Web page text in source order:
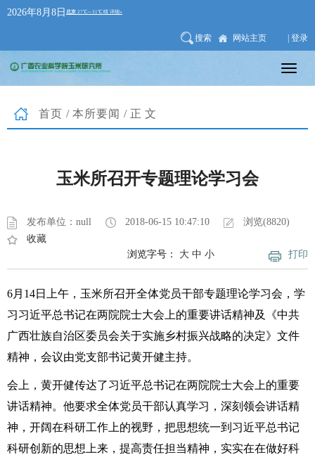
2026年8月8日
搜索 网站主页 | 登录
首页 / 本所要闻 /正文
玉米所召开专题理论学习会
发布单位：null 2018-06-15 10:47:10
浏览(8820)
收藏
打印
浏览字号： 大 中 小
6月14日上午，玉米所召开全体党员干部专题理论学习会，学
习习近平总书记在两院院士大会上的重要讲话精神及《中共
广西壮族自治区委员会关于实施乡村振兴战略的决定》文件
精神，会议由党支部书记黄开健主持。
会上，黄开健传达了习近平总书记在两院院士大会上的重要
讲话精神。他要求全体党员干部认真学习，深刻领会讲话精
神，开阔在科研工作上的视野，把思想统一到习近平总书记
科研创新的思想上来，提高责任担当精神，实实在在做好科